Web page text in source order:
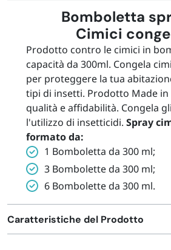
Bomboletta
Cimici
Prodotto contro le cimici in
capacità da 300ml. Congela
per proteggere la tua
tipi di insetti. Prodotto Made in
qualità e affidabilità. Congela
l'utilizzo di insetticidi. Spray
formato da:
1 Bomboletta da 300 ml;
3 Bombolette da 300 ml;
6 Bombolette da 300 ml.
Caratteristiche del Prodotto